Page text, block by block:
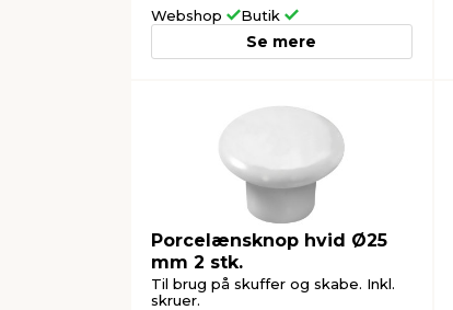
Webshop Butik
Se mere
Porcelænsknop hvid Ø25
mm 2 stk.
Til brug på skuffer og skabe. Inkl.
skruer.